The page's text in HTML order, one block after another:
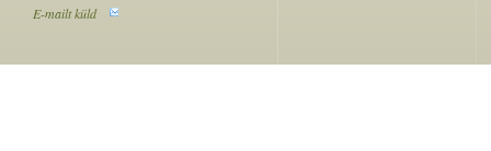
E-mailt küld